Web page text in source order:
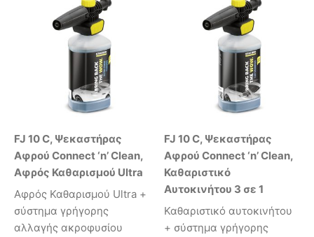
FJ 10 C, Ψεκαστήρας
Αφρού Connect ‘n’ Clean,
Αφρός Καθαρισμού Ultra
Αφρός Καθαρισμού Ultra +
σύστημα γρήγορης
αλλαγής ακροφυσίου
FJ 10 C, Ψεκαστήρας
Αφρού Connect ‘n’ Clean,
Καθαριστικό
Αυτοκινήτου 3 σε 1
Καθαριστικό αυτοκινήτου
+ σύστημα γρήγορης